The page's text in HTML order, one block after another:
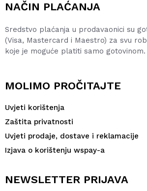
NAČIN PLAĆANJA
Sredstvo plaćanja u prodavaonici su
(Visa, Mastercard i Maestro) za svu
koje je moguće platiti samo gotovinom.
MOLIMO PROČITAJTE
Uvjeti korištenja
Zaštita privatnosti
Uvjeti prodaje, dostave i reklamacije
Izjava o korištenju wspay-a
NEWSLETTER PRIJAVA